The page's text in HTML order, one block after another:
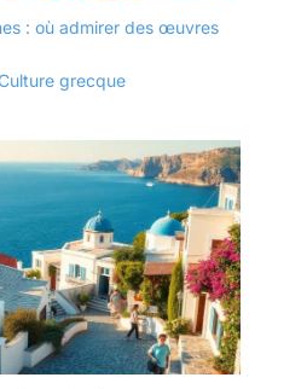
: où admirer des œuvres
Culture grecque